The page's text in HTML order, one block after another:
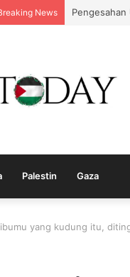
News Pengesahan
Palestin Gaza
yang kudung itu,